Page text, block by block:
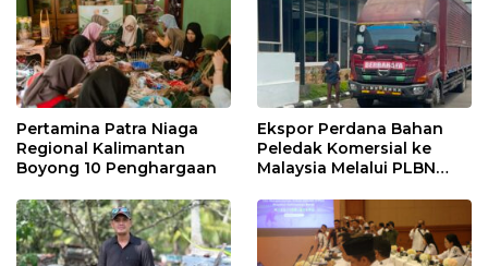
Pertamina Patra Niaga
Regional Kalimantan
Boyong 10 Penghargaan
Ekspor Perdana Bahan
Peledak Komersial ke
Malaysia Melalui PLBN